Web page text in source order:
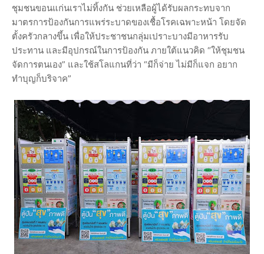
ชุมชนขอนแก่นเราไม่ทิ้งกัน ช่วยเหลือผู้ได้รับผลกระทบจาก
มาตรการป้องกันการแพร่ระบาดของเชื้อโรคเฉพาะหน้า โดยจัด
ตั้งครัวกลางขึ้น เพื่อให้ประชาชนกลุ่มเปราะบางมีอาหารรับ
ประทาน และมีอุปกรณ์ในการป้องกัน ภายใต้แนวคิด “ให้ชุมชน
จัดการตนเอง” และใช้สโลแกนที่ว่า “มีก็จ่าย ไม่มีก็แจก อยาก
ทำบุญก็บริจาค”